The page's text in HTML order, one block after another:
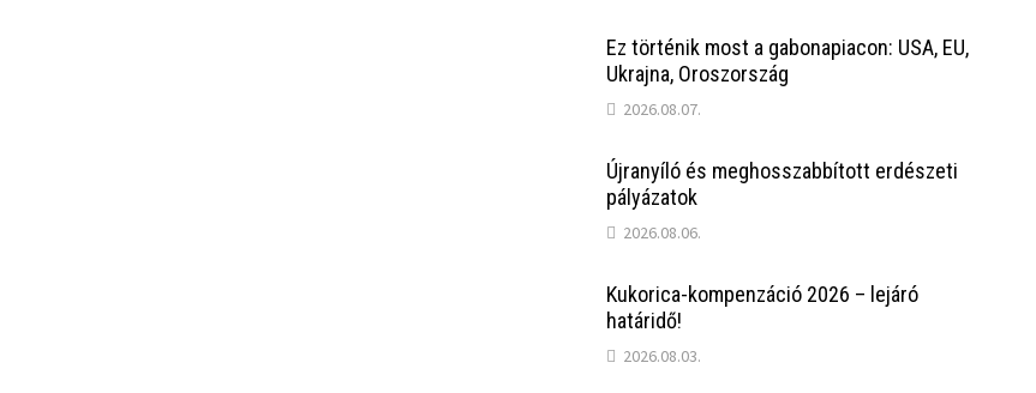
Ez történik most a gabonapiacon: USA, EU,
Ukrajna, Oroszország
2026.08.07.
Újranyíló és meghosszabbított erdészeti
pályázatok
2026.08.06.
Kukorica-kompenzáció 2026 – lejáró
határidő!
2026.08.03.